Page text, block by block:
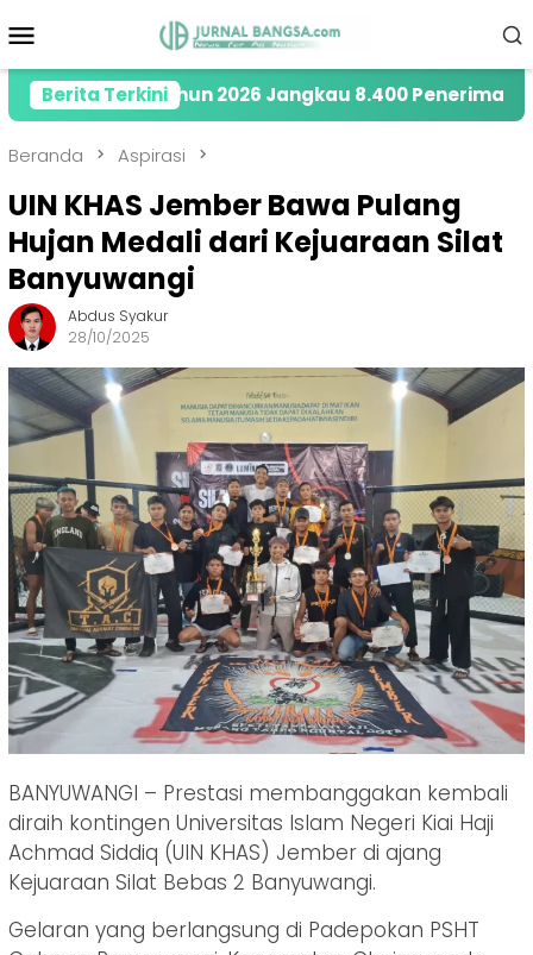
ke
Mobile
Berita Terkini
di Tahun 2026 Jangkau 8.400 Penerima Manfaat
Beranda Aspirasi
UIN KHAS Jember Bawa Pulang
Hujan Medali dari Kejuaraan Silat
Banyuwangi
Abdus Syakur
28/10/2025
BANYUWANGI – Prestasi membanggakan kembali
diraih kontingen Universitas Islam Negeri Kiai Haji
Achmad Siddiq (UIN KHAS) Jember di ajang
Kejuaraan Silat Bebas 2 Banyuwangi.
Gelaran yang berlangsung di Padepokan PSHT